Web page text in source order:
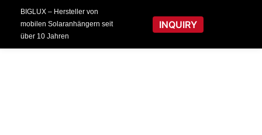
BIGLUX – Hersteller von
mobilen Solaranhängern seit
über 10 Jahren
INQUIRY